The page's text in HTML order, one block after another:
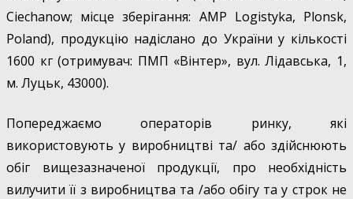
Ciechanow; місце зберігання: АМР Logistyka, Plonsk,
Poland), продукцію надіслано до України у кількості
1600 кг (отримувач: ПМП «Вінтер», вул. Лідавська, 1,
м. Луцьк, 43000).
Попереджаємо операторів ринку, які
використовують у виробництві та/ або здійснюють
обіг вищезазначеної продукції, про необхідність
вилучити її з виробництва та /або обігу та у строк не